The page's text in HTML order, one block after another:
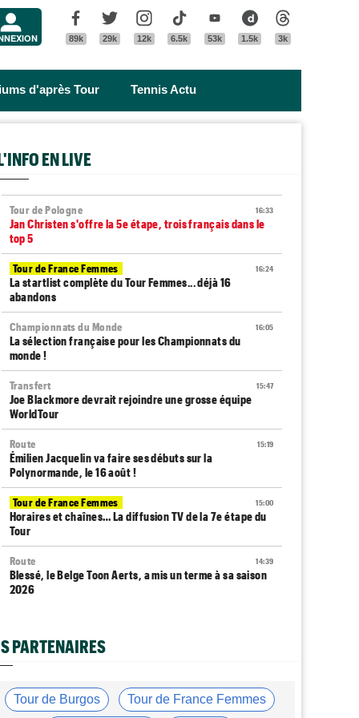
Facebook
89k
Twitter
29k
Instagram
12k
Tik Tok
6.5k
Youtube
53k
Dailymotion
1.5k 3k
d'après Tour Tennis Actu
EN LIVE
16:33
Tour de Pologne
Jan Christen s'offre la 5e étape, trois français dans le
top 5
16:24
Tour de France Femmes
La startlist complète du Tour Femmes... déjà 16
abandons
16:05
Championnats du Monde
La sélection française pour les Championnats du
monde !
15:47
Transfert
Joe Blackmore devrait rejoindre une grosse équipe
WorldTour
15:19
Route
Émilien Jacquelin va faire ses débuts sur la
Polynormande, le 16 août !
15:00
Tour de France Femmes
Horaires et chaînes… La diffusion TV de la 7e étape du
Tour
14:39
Route
Blessé, le Belge Toon Aerts, a mis un terme à sa saison
2026
ressource"
Puck Pieterse : "Je vise le maillot à pois..."
PARTENAIRES
Tour de Burgos Tour de France Femmes